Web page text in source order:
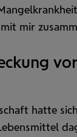
mir
schaft hatte
mittel